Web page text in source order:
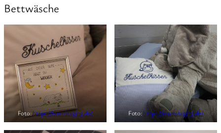
Bettwäsche
Foto:https://raumstaging.de/ Foto:https://raumstaging.de/